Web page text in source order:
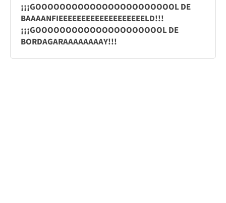
¡¡¡GOOOOOOOOOOOOOOOOOOOOOOOL DE
BAAAANFIEEEEEEEEEEEEEEEEEEELD!!!
¡¡¡GOOOOOOOOOOOOOOOOOOOOOL DE
BORDAGARAAAAAAAAY!!!